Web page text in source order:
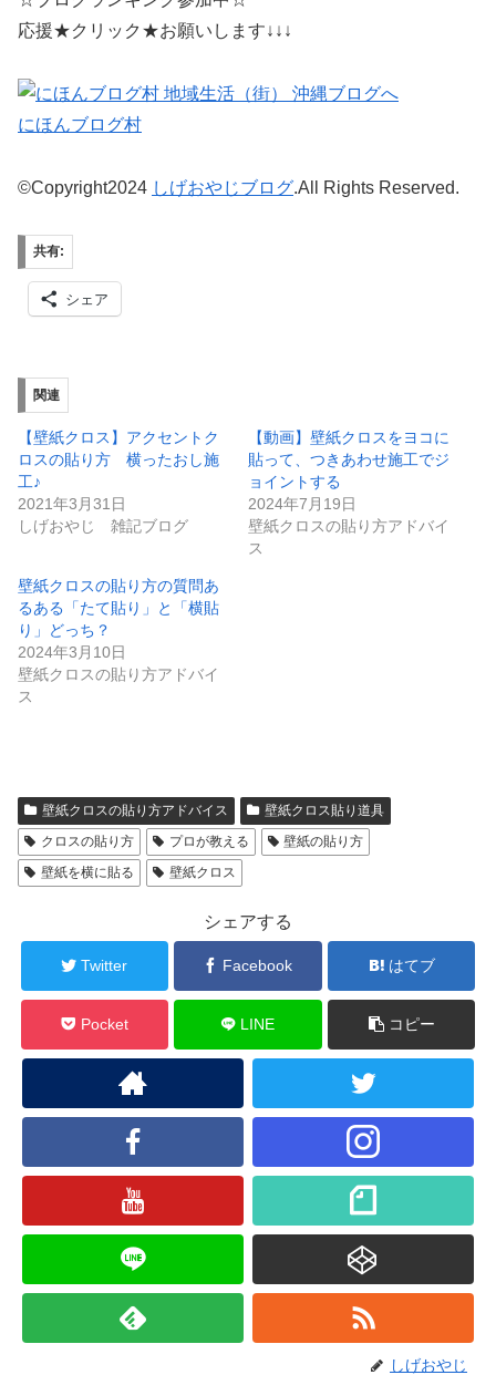
応援★クリック★お願いします↓↓↓
にほんブログ村
©Copyright2024 しげおやじブログ.All Rights Reserved.
共有:
シェア
関連
【壁紙クロス】アクセントク
ロスの貼り方 横ったおし施
工♪
2021年3月31日
しげおやじ 雑記ブログ
【動画】壁紙クロスをヨコに
貼って、つきあわせ施工でジ
ョイントする
2024年7月19日
壁紙クロスの貼り方アドバイ
ス
壁紙クロスの貼り方の質問あ
るある「たて貼り」と「横貼
り」どっち？
2024年3月10日
壁紙クロスの貼り方アドバイ
ス
壁紙クロスの貼り方アドバイス
壁紙クロス貼り道具
クロスの貼り方
プロが教える
壁紙の貼り方
壁紙を横に貼る
壁紙クロス
シェアする
Twitter Facebook はてブ
Pocket LINE コピー
しげおやじ